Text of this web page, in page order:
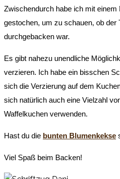
Zwischendurch habe ich mit
gestochen, um zu schauen, ob der
durchgebacken war.
Es gibt nahezu unendliche
verzieren. Ich habe ein bisschen
sich die Verzierung auf dem
sich natürlich auch eine Vielzahl
Waffelkuchen verwenden.
Hast du die bunten Blumenkekse
Viel Spaß beim Backen!